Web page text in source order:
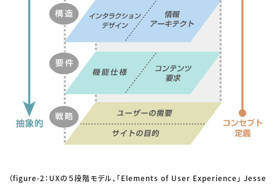
（figure-2：UXの５段階モデル、「Elements of User Experience」 Jesse